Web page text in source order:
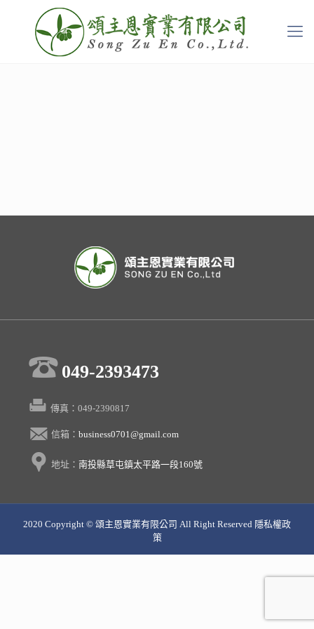
049-2393473
傳真：049-2390817
信箱： business0701@gmail.com
地址： 南投縣草屯鎮太平路一段160號
2020 Copyright © 頌主恩實業有限公司 All Right Reserved 隱私權政
策